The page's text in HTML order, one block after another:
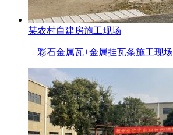
某农村自建房施工现场
彩石金属瓦+金属挂瓦条施工现场